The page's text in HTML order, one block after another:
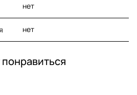
нет
нет